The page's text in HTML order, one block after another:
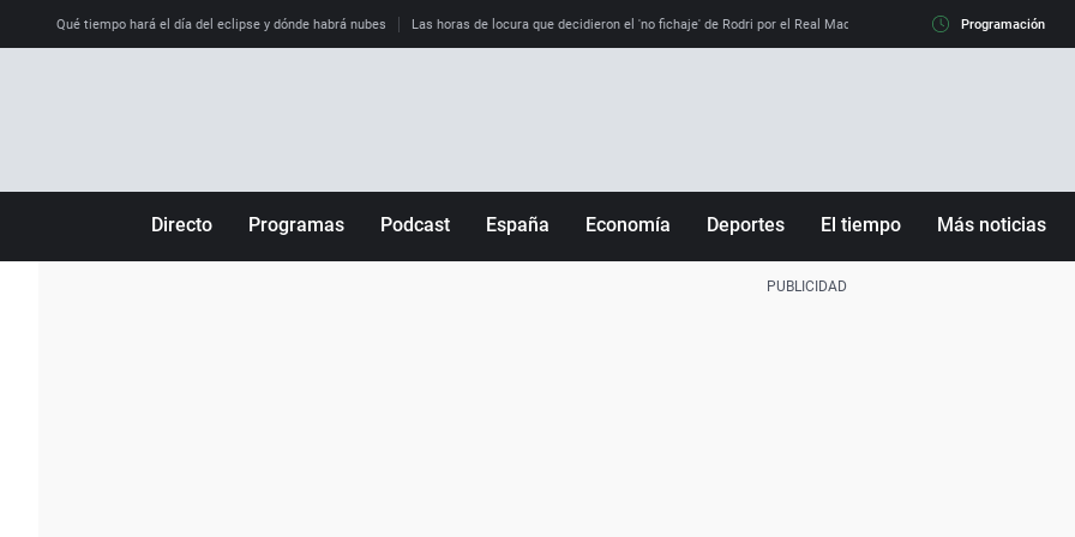
Qué tiempo hará el día del eclipse y dónde habrá nubes Las horas de locura que decidieron el 'no fichaje' de Rodri por el Real Madrid y su 'sí' al Barça La llamada
Programación
Directo Programas Podcast España Economía Deportes El tiempo Más noticias